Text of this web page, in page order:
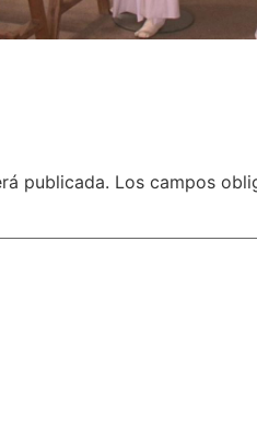
publicada. Los campos